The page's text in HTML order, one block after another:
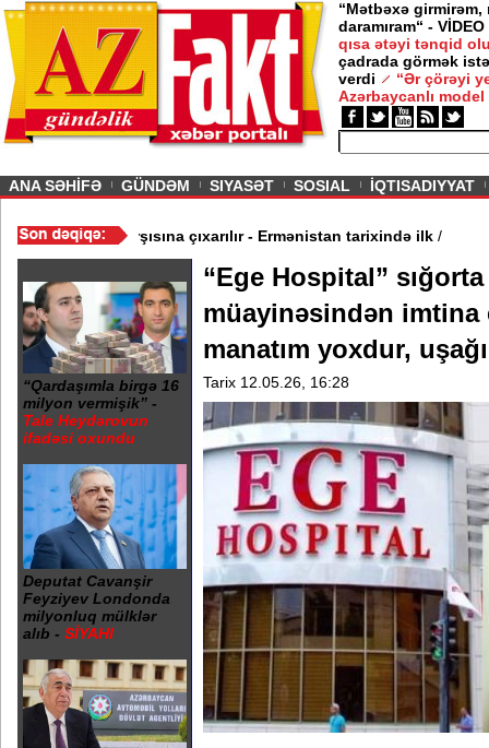
“Mətbəxə girmirəm,
daramıram“ - VİDEO
qısa ətəyi tənqid
çadrada görmək
verdi
“Ər çörəyi
Azərbaycanlı model
ANA SƏHİFƏ GÜNDƏM SIYASƏT SOSIAL İQTISADIYYAT
/II Qaregin məhkəmə qarşısına çıxarılır - Ermənistan tarixində
“Qardaşımla birgə 16
milyon vermişik” -
Tale Heydərovun
ifadəsi oxundu
Deputat Cavanşir
Feyziyev Londonda
milyonluq mülklər
alıb - SİYAHI
“Ege Hospital”
müayinəsindən imtina
manatım yoxdur,
Tarix 12.05.26, 16:28